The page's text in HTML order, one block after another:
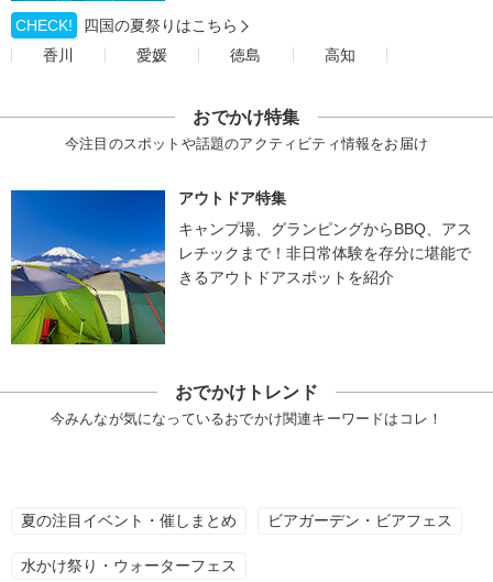
CHECK!
四国の夏祭りはこちら
香川
愛媛 徳島 高知
おでかけ特集
今注目のスポットや話題のアクティビティ情報をお届け
アウトドア特集
キャンプ場、グランピングからBBQ、アス
レチックまで！非日常体験を存分に堪能で
きるアウトドアスポットを紹介
おでかけトレンド
今みんなが気になっているおでかけ関連キーワードはコレ！
夏の注目イベント・催しまとめ ビアガーデン・ビアフェス
水かけ祭り・ウォーターフェス